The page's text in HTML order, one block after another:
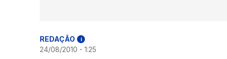
REDAÇÃO i
24/08/2010 - 1:25